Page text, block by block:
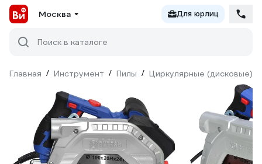
Москва Для юрлиц
Поиск в каталоге
Главная / Инструмент / Пилы / Циркулярные (дисковые)